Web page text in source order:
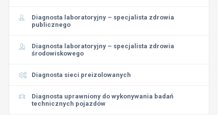
Diagnosta laboratoryjny – specjalista zdrowia
publicznego
Diagnosta laboratoryjny – specjalista zdrowia
środowiskowego
Diagnosta sieci preizolowanych
Diagnosta uprawniony do wykonywania badań
technicznych pojazdów